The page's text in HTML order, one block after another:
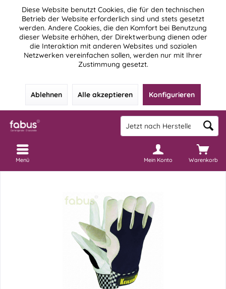
Diese Website benutzt Cookies, die für den technischen
Betrieb der Website erforderlich sind und stets gesetzt
werden. Andere Cookies, die den Komfort bei Benutzung
dieser Website erhöhen, der Direktwerbung dienen oder
die Interaktion mit anderen Websites und sozialen
Netzwerken vereinfachen sollen, werden nur mit Ihrer
Zustimmung gesetzt.
Ablehnen Alle akzeptieren Konfigurieren
Warenkorb
Mein Konto
Menü